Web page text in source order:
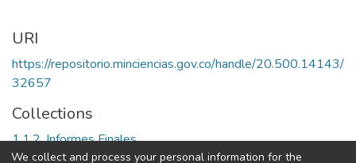
URI
https://repositorio.minciencias.gov.co/handle/20.500.14143/
32657
Collections
1.1.2. Informes Finales
We collect and process your personal information for the